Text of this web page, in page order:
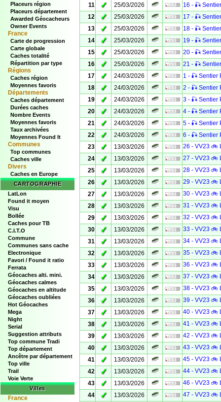
Placeurs région
Placeurs département
Awarded Géocacheurs
Owner Events
France
Carte de progression
Carte globale
Caches totalité
Répartition par type
Régions
Caches région
Moyennes favoris
Départements
Caches département
Durées caches
Nombre Events
Moyennes favoris
Taux archivées
Moyennes Found It
Communes
Top communes
Caches ville
Divers
Caches en Europe
CARTOGRAPHIE
LatLon
Found it moyen
Visu
Bollée
Caches pour TB
C.I.T.O
Commune
Communes sans cache
Electronique
Favori / Found it ratio
Ferrata
Géocaches alti. mini.
Géocaches calmes
Géocaches en altitude
Géocaches oubliées
Hot Géocaches
Mega
Night
Serial
Suggestion attributs
Top commune Tradi
Top département
Ancêtre par département
Top ville
Trail
Voie Verte
Villes
France
11
✓ 25/03/2026
16 - 🎣
12
✓ 25/03/2026
17 - 🎣
13
✓ 25/03/2026
18 - 🎣
14
✓ 25/03/2026
19 - 🎣
15
✓ 25/03/2026
20 - 🎣
16
✓ 25/03/2026
21 - 🎣
17
✓ 24/03/2026
1 - 🎣 Sentier
18
✓ 24/03/2026
2 - 🎣 Sentier
19
✓ 24/03/2026
3 - 🎣 Sentier
20
✓ 24/03/2026
4 - 🎣 Sentier
21
✓ 24/03/2026
5 - 🎣 Sentier
22
✓ 24/03/2026
6 - 🎣 Sentier
23
✓ 13/03/2026
26 - VV23 🚲
24
✓ 13/03/2026
27 - VV23 🚲
25
✓ 13/03/2026
28 - VV23 🚲
26
✓ 13/03/2026
29 - VV23 🚲
27
✓ 13/03/2026
30 - VV23 🚲
28
✓ 13/03/2026
31 - VV23 🚲
29
✓ 13/03/2026
32 - VV23 🚲
30
✓ 13/03/2026
33 - VV23 🚲
31
✓ 13/03/2026
34 - VV23 🚲
32
✓ 13/03/2026
35 - VV23 🚲
33
✓ 13/03/2026
36 - VV23 🚲
34
✓ 13/03/2026
37 - VV23 🚲
35
✓ 13/03/2026
38 - VV23 🚲
36
✓ 13/03/2026
39 - VV23 🚲
37
✓ 13/03/2026
40 - VV23 🚲
38
✓ 13/03/2026
41 - VV23 🚲
39
✓ 13/03/2026
42 - VV23 🚲
40
✓ 13/03/2026
43 - VV23 🚲
41
✓ 13/03/2026
45 - VV23 🚲
42
✓ 13/03/2026
44 - VV23 🚲
43
✓ 13/03/2026
46 - VV23 🚲
44
✓ 13/03/2026
47 - VV23 🚲